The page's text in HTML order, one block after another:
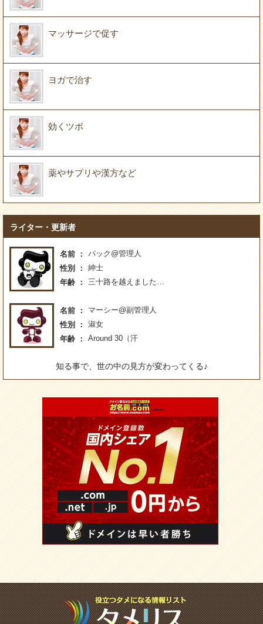
マッサージで促す
ヨガで治す
効くツボ
薬やサプリや漢方など
ライター・更新者
名前
パック@管理人
性別
紳士
年齢
三十路を越えました…
名前
マーシー@副管理人
性別
淑女
年齢
Around 30（汗
知る事で、世の中の見方が変わってくる♪